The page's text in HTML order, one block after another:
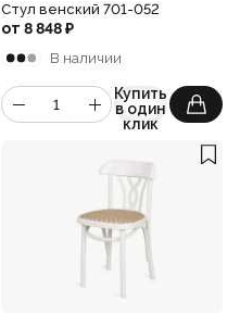
Стул венский 701-052
от 8 848₽
В наличии
Купить
в один
клик